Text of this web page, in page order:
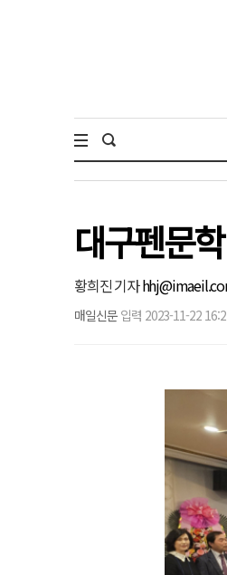
대구펜문
황희진 기자
매일신문 입력 2023-11-22